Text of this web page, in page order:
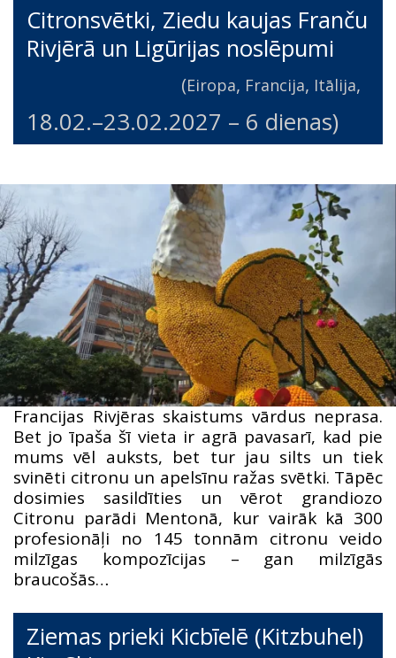
Citronsvētki, Ziedu kaujas Franču
Rivjērā un Ligūrijas noslēpumi
(Eiropa, Francija, Itālija,
18.02.–23.02.2027 – 6 dienas)
Francijas Rivjēras skaistums vārdus neprasa.
Bet jo īpaša šī vieta ir agrā pavasarī, kad pie
mums vēl auksts, bet tur jau silts un tiek
svinēti citronu un apelsīnu ražas svētki. Tāpēc
dosimies sasildīties un vērot grandiozo
Citronu parādi Mentonā, kur vairāk kā 300
profesionāļi no 145 tonnām citronu veido
milzīgas kompozīcijas – gan milzīgās
braucošās…
Ziemas prieki Kicbīelē (Kitzbuhel)